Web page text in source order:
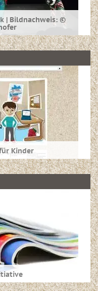
| Bildnachweis: ©
das interaktive
erfahren Sie mehr
Umsetzung und
Kinder
richtet sich an acht-
und Jungen.
Möglichkeiten
haben
ist.
Ihnen im Rahmen